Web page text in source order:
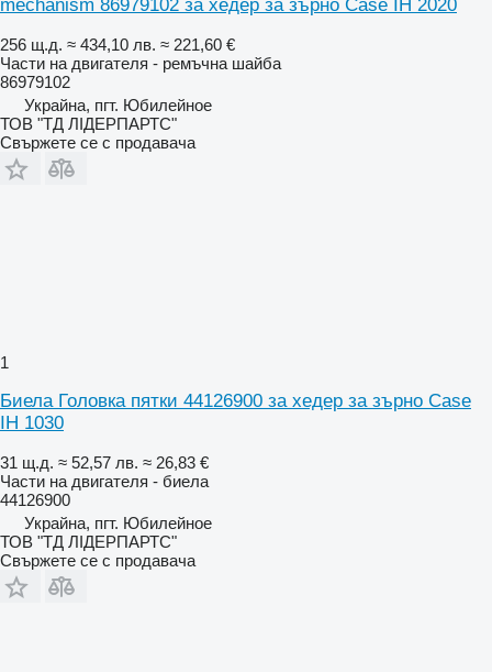
mechanism 86979102 за хедер за зърно Case IH 2020
256 щ.д. ≈ 434,10 лв. ≈ 221,60 €
Части на двигателя - ремъчна шайба
86979102
Украйна, пгт. Юбилейное
ТОВ "ТД ЛІДЕРПАРТС"
Свържете се с продавача
1
Биела Головка пятки 44126900 за хедер за зърно Case
IH 1030
31 щ.д. ≈ 52,57 лв. ≈ 26,83 €
Части на двигателя - биела
44126900
Украйна, пгт. Юбилейное
ТОВ "ТД ЛІДЕРПАРТС"
Свържете се с продавача